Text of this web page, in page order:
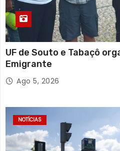
UF de Souto e Tabaçô
Emigrante
Ago 5, 2026
NOTÍCIAS